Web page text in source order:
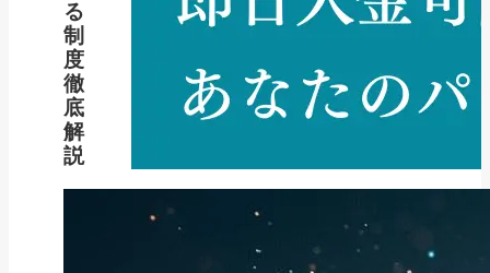
る
制
度
徹
底
解
説
新着記事 NEW POST